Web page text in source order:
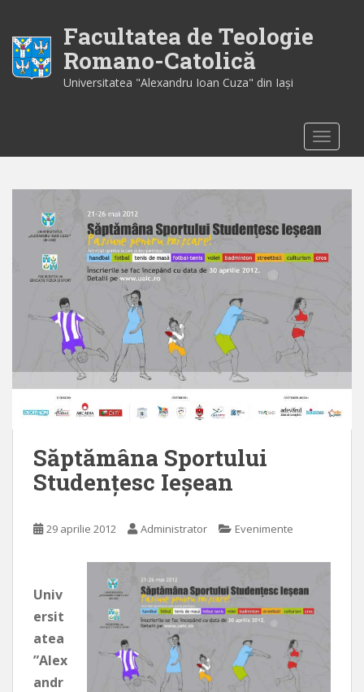
i
Facultatea de Teologie
Romano-Catolică
Universitatea "Alexandru Ioan Cuza" din Iaşi
Săptămâna Sportului
Studenţesc Ieşean
29 aprilie 2012 Administrator Evenimente
Univ
ersit
atea
”Alex
andr